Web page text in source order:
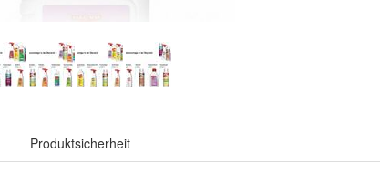
Produktsicherheit